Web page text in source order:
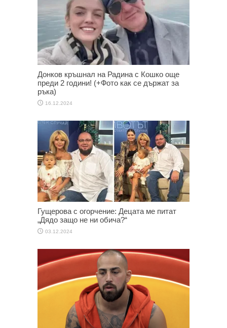
Донков кръшнал на Радина с Кошко още
преди 2 години! (+Фото как се държат за
ръка)
16.12.2024
Гущерова с огорчение: Децата ме питат
„Дядо защо не ни обича?“
03.12.2024